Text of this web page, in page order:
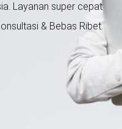
Layanan super cepat
& Bebas Ribet.